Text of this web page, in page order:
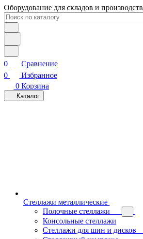
Оборудование для складов и производств
0
Сравнение
0
Избранное
0 Корзина
Каталог
Стеллажи металлические
Полочные стеллажи
Консольные стеллажи
Стеллажи для шин и дисков